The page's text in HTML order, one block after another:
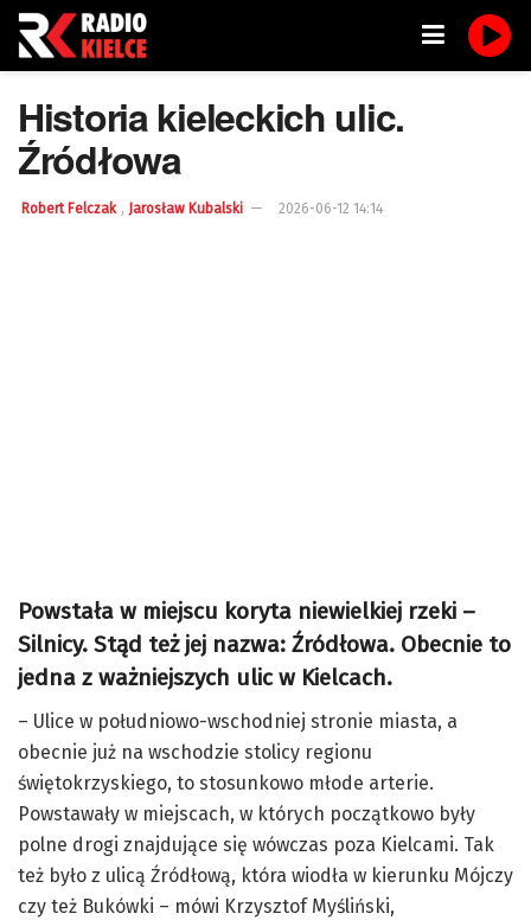
Historia kieleckich ulic.
Źródłowa
Robert Felczak , Jarosław Kubalski 2026-06-12 14:14
Powstała w miejscu koryta niewielkiej rzeki –
Silnicy. Stąd też jej nazwa: Źródłowa. Obecnie to
jedna z ważniejszych ulic w Kielcach.
– Ulice w południowo-wschodniej stronie miasta, a
obecnie już na wschodzie stolicy regionu
świętokrzyskiego, to stosunkowo młode arterie.
Powstawały w miejscach, w których początkowo były
polne drogi znajdujące się wówczas poza Kielcami. Tak
też było z ulicą Źródłową, która wiodła w kierunku Mójczy
czy też Bukówki – mówi Krzysztof Myśliński,